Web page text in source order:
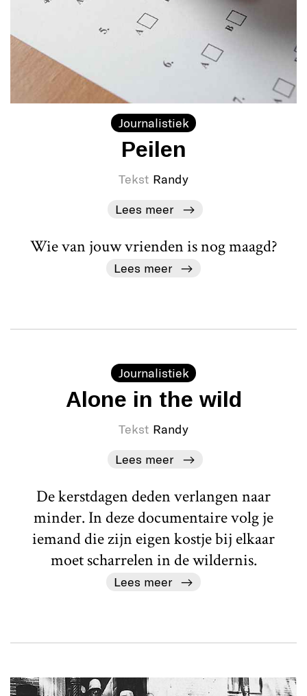
Journalistiek
Peilen
Tekst Randy
Lees meer
Wie van jouw vrienden is nog maagd?
Lees meer
Journalistiek
Alone in the wild
Tekst Randy
Lees meer
De kerstdagen deden verlangen naar
minder. In deze documentaire volg je
iemand die zijn eigen kostje bij elkaar
moet scharrelen in de wildernis.
Lees meer